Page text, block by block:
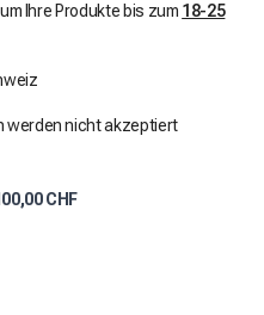
Ihre Produkte bis zum 18-25
werden nicht akzeptiert
CHF